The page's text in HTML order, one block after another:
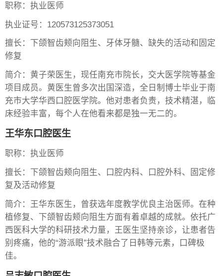
职称：执业医师
执业证号：120573125373051
擅长：下颌智齿颊向阻生、牙体牙髓、缺失的活动和固定
修复
简介：黄子荣医生，现任南充市院长，交大医学院等基金
项目成员。黄医生曾多次出国深造，全日制博士毕业于南
充市大学华西口腔医学院。他对患者负责，技术精湛，临
床经验丰富，每个人在他看来都是独一无二的。
王华东口腔医生
职称：执业医师
擅长：下颌智齿颊向阻生、口腔内科、口腔外科、固定修
复及活动修复
简介：王华东医生，曾获选年度教学优良主治医师。在种
植修复、下颌智齿颊向阻生方面有着卓越的成就。依托广
西医科大学的科研技术力量，王医生坚持亲诊，让患者告
别疼痛，他的“游派眼”技术融合了日韩等元素，口碑极
佳。